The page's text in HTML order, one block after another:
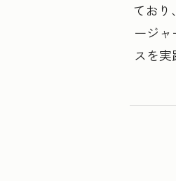
ており
ージ
スを